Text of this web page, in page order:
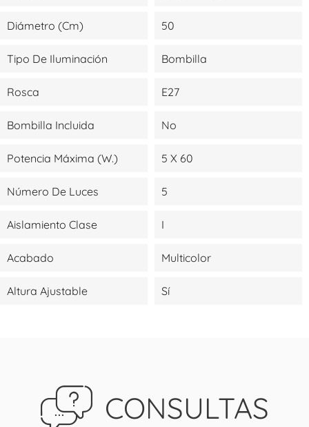
Diámetro (cm) 50
Tipo De Iluminación Bombilla
Rosca E27
Bombilla Incluida No
Potencia Máxima (W.) 5 X 60
Número De Luces 5
Aislamiento Clase I
Acabado Multicolor
Altura Ajustable Sí
CONSULTAS